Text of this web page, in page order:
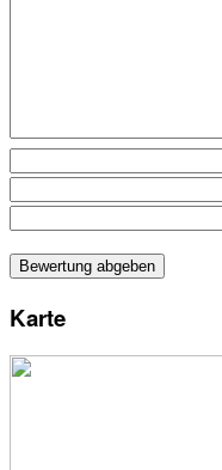
Karte